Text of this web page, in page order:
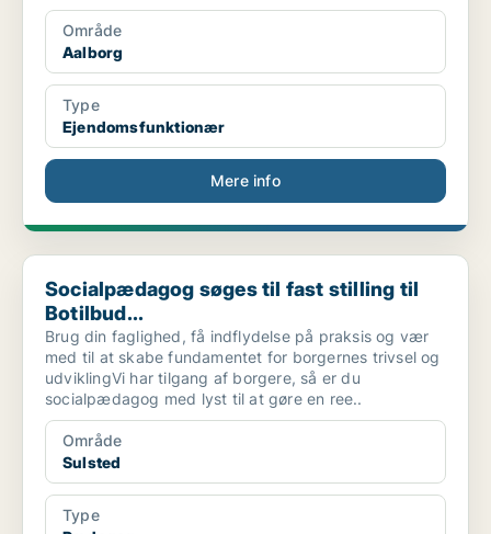
Område
Aalborg
Type
Ejendomsfunktionær
Mere info
Socialpædagog søges til fast stilling til Botilbud...
Socialpædagog søges til fast stilling til
Botilbud...
Brug din faglighed, få indflydelse på praksis og vær
med til at skabe fundamentet for borgernes trivsel og
udviklingVi har tilgang af borgere, så er du
socialpædagog med lyst til at gøre en ree..
Område
Sulsted
Type